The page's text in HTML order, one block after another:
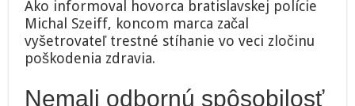
Ako informoval hovorca bratislavskej polície
Michal Szeiff, koncom marca začal
vyšetrovateľ trestné stíhanie vo veci zločinu
poškodenia zdravia.
Nemali odbornú spôsobilosť